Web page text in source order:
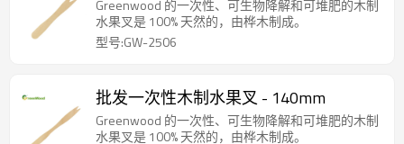
Greenwood 的一次性、可生物降解和可堆肥的木制
水果叉是 100% 天然的，由桦木制成。
型号:GW-2506
批发一次性木制水果叉 - 140mm
Greenwood 的一次性、可生物降解和可堆肥的木制
水果叉是 100% 天然的，由桦木制成。